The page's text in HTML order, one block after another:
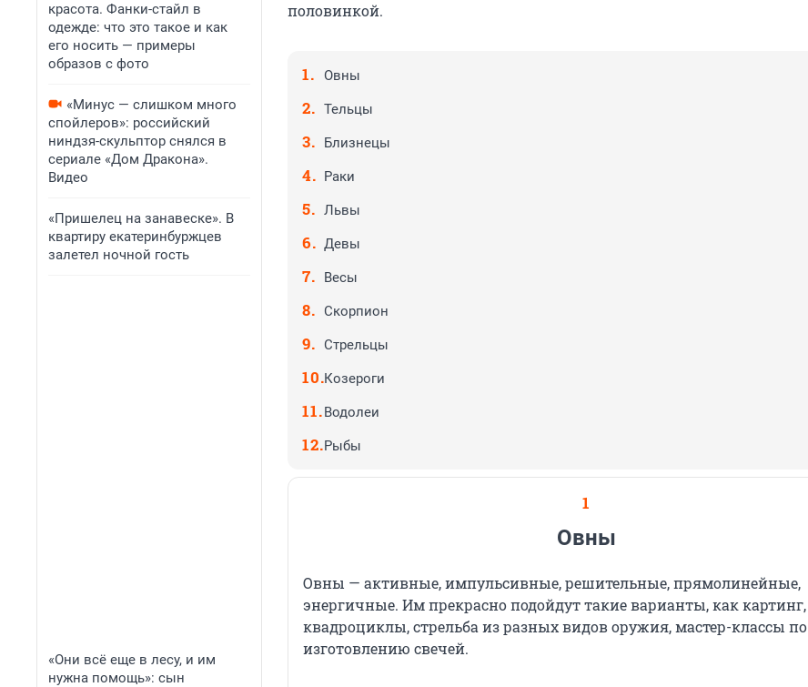
красота. Фанки-стайл в
одежде: что это такое и как
его носить — примеры
образов с фото
«Минус — слишком много
спойлеров»: российский
ниндзя-скульптор снялся в
сериале «Дом Дракона».
Видео
«Пришелец на занавеске». В
квартиру екатеринбуржцев
залетел ночной гость
«Они всё еще в лесу, и им
нужна помощь»: сын
половинкой.
Овны
Тельцы
Близнецы
Раки
Львы
Девы
Весы
Скорпион
Стрельцы
Козероги
Водолеи
Рыбы
1
Овны
Овны — активные, импульсивные, решительные, прямолинейные,
энергичные. Им прекрасно подойдут такие варианты, как картинг,
квадроциклы, стрельба из разных видов оружия, мастер-классы по
изготовлению свечей.